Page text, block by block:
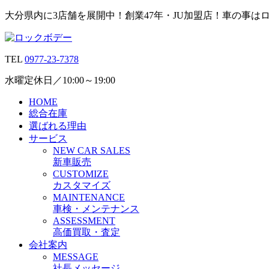
大分県内に3店舗を展開中！創業47年・JU加盟店！車の事は
TEL 0977-23-7378
水曜定休日／10:00～19:00
HOME
総合在庫
選ばれる理由
サービス
NEW CAR SALES
新車販売
CUSTOMIZE
カスタマイズ
MAINTENANCE
車検・メンテナンス
ASSESSMENT
高価買取・査定
会社案内
MESSAGE